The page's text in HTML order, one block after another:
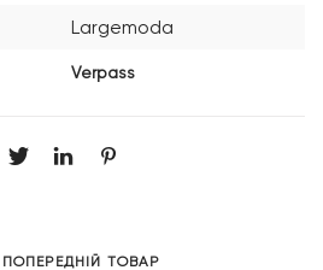
Largemoda
Verpass
ПОПЕРЕДНІЙ ТОВАР